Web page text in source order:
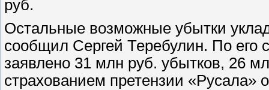
руб.
Остальные возможные убытки
сообщил Сергей Теребулин. По его
заявлено 31 млн руб. убытков, 26
страхованием претензии «Русала»